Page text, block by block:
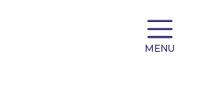
MENU